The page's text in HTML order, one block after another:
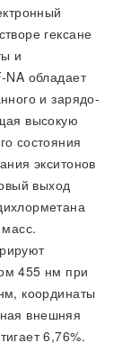
гексане
и
NA обладает
и зарядо-
высокую
состояния
экситонов
выход
455 нм при
координаты
внешняя
6,76%.